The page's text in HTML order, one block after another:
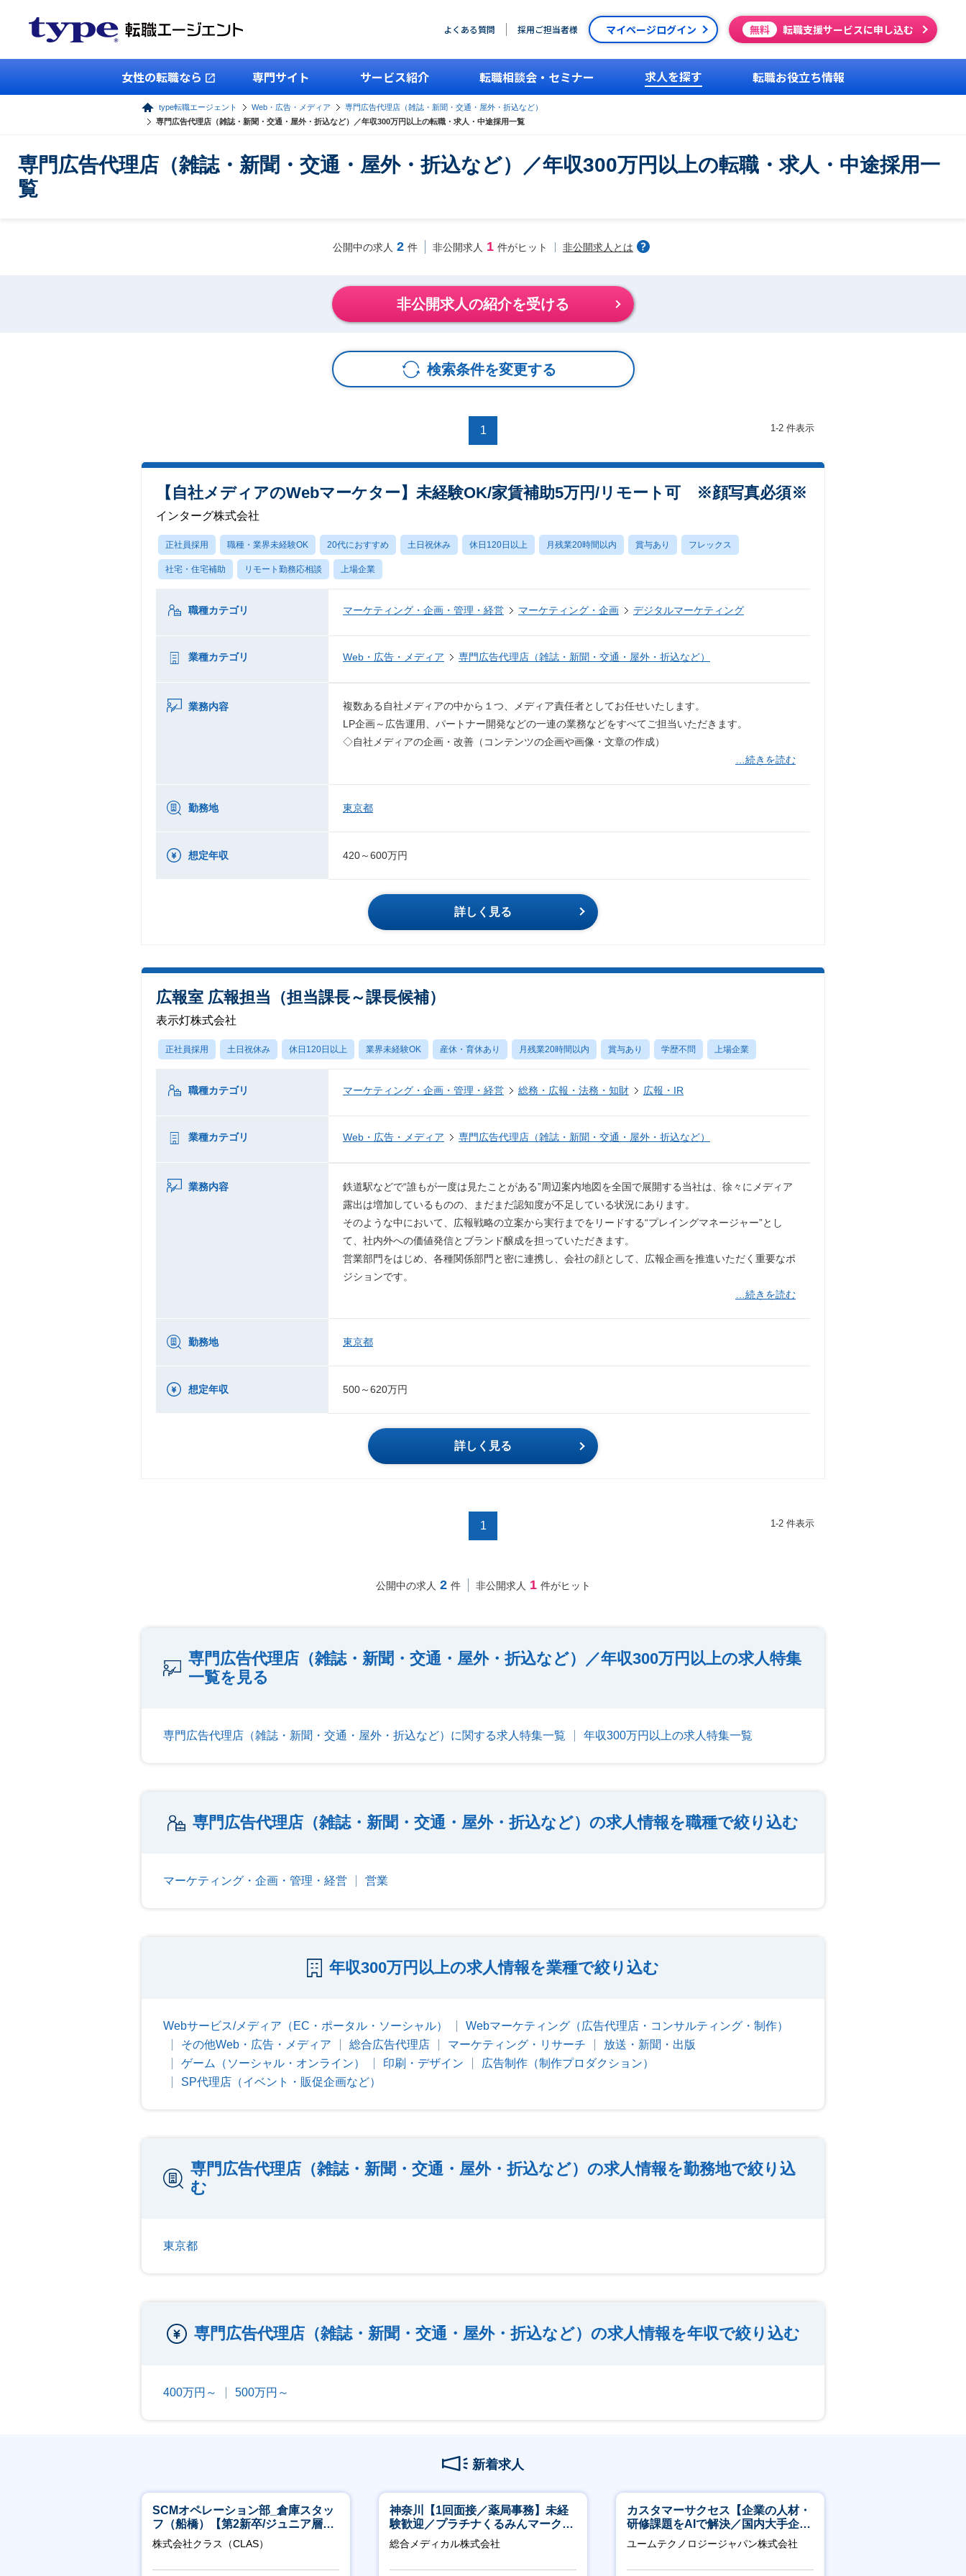
よくある質問 採用ご担当者様 マイページログイン 無料 転職支援サービスに申し込む
女性の転職なら 専門サイト サービス紹介 転職相談会・セミナー 求人を探す 転職お役立ち情報
type転職エージェント Web・広告・メディア
専門広告代理店（雑誌・新聞・交通・屋外・折込など）
専門広告代理店（雑誌・新聞・交通・屋外・折込など）／年収300万円以上の転職・求人・中途採用一覧
専門広告代理店（雑誌・新聞・交通・屋外・折込など）／年収300万円以上の転職・求人・中途採用一
覧
公開中の求人 2 件 非公開求人 1 件がヒット 非公開求人とは
非公開求人の紹介を受ける
検索条件を変更する
1 1-2 件表示
【自社メディアのWebマーケター】未経験OK/家賃補助5万円/リモート可 ※顔写真必須※
インターグ株式会社
正社員採用 職種・業界未経験OK 20代におすすめ 土日祝休み 休日120日以上 月残業20時間以内 賞与あり フレックス
社宅・住宅補助 リモート勤務応相談 上場企業
職種カテゴリ マーケティング・企画・管理・経営 マーケティング・企画 デジタルマーケティング
業種カテゴリ Web・広告・メディア 専門広告代理店（雑誌・新聞・交通・屋外・折込など）
業務内容
複数ある自社メディアの中から１つ、メディア責任者としてお任せいたします。
LP企画～広告運用、パートナー開発などの一連の業務などをすべてご担当いただきます。
◇自社メディアの企画・改善（コンテンツの企画や画像・文章の作成）
…続きを読む
勤務地 東京都
想定年収 420～600万円
詳しく見る
広報室 広報担当（担当課長～課長候補）
表示灯株式会社
正社員採用 土日祝休み 休日120日以上 業界未経験OK 産休・育休あり 月残業20時間以内 賞与あり 学歴不問 上場企業
職種カテゴリ マーケティング・企画・管理・経営 総務・広報・法務・知財 広報・IR
業種カテゴリ Web・広告・メディア 専門広告代理店（雑誌・新聞・交通・屋外・折込など）
業務内容
鉄道駅などで“誰もが一度は見たことがある”周辺案内地図を全国で展開する当社は、徐々にメディア
露出は増加しているものの、まだまだ認知度が不足している状況にあります。
そのような中において、広報戦略の立案から実行までをリードする“プレイングマネージャー”とし
て、社内外への価値発信とブランド醸成を担っていただきます。
営業部門をはじめ、各種関係部門と密に連携し、会社の顔として、広報企画を推進いただく重要なポ
ジションです。
…続きを読む
勤務地 東京都
想定年収 500～620万円
詳しく見る
1 1-2 件表示
公開中の求人 2 件 非公開求人 1 件がヒット
専門広告代理店（雑誌・新聞・交通・屋外・折込など）／年収300万円以上の求人特集
一覧を見る
専門広告代理店（雑誌・新聞・交通・屋外・折込など）に関する求人特集一覧 年収300万円以上の求人特集一覧
専門広告代理店（雑誌・新聞・交通・屋外・折込など）の求人情報を職種で絞り込む
マーケティング・企画・管理・経営 営業
年収300万円以上の求人情報を業種で絞り込む
Webサービス/メディア（EC・ポータル・ソーシャル）
Webマーケティング（広告代理店・コンサルティング・制作）
その他Web・広告・メディア
総合広告代理店 マーケティング・リサーチ
放送・新聞・出版
ゲーム（ソーシャル・オンライン）
印刷・デザイン
広告制作（制作プロダクション）
SP代理店（イベント・販促企画など）
専門広告代理店（雑誌・新聞・交通・屋外・折込など）の求人情報を勤務地で絞り込
む
東京都
専門広告代理店（雑誌・新聞・交通・屋外・折込など）の求人情報を年収で絞り込む
400万円～ 500万円～
新着求人
SCMオペレーション部_倉庫スタッ
フ（船橋）【第2新卒/ジュニア層歓
迎】
株式会社クラス（CLAS）
神奈川【1回面接／薬局事務】未経
験歓迎／プラチナくるみんマーク取
得／月平均残業13h／年休126日
総合メディカル株式会社
カスタマーサクセス【企業の人材・
研修課題をAIで解決／国内大手企業
約3万社導入／フレックス可】
ユームテクノロジージャパン株式会社